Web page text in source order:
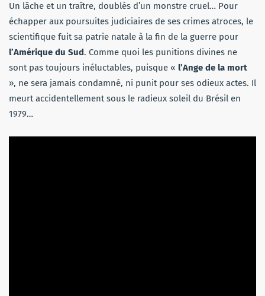
Un lâche et un traître, doublés d’un monstre cruel… Pour
échapper aux poursuites judiciaires de ses crimes atroces, le
scientifique fuit sa patrie natale à la fin de la guerre pour
l’Amérique du Sud. Comme quoi les punitions divines ne
sont pas toujours inéluctables, puisque « l’Ange de la mort
», ne sera jamais condamné, ni punit pour ses odieux actes. Il
meurt accidentellement sous le radieux soleil du Brésil en
1979…